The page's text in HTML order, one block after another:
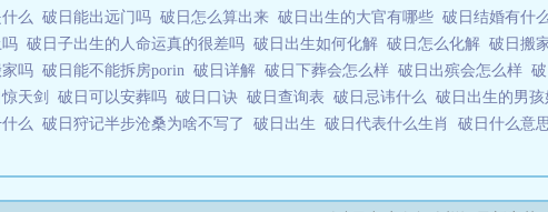
么 破日能出远门吗 破日怎么算出来 破日出生的大官有哪些 破日结婚有什
吗 破日子出生的人命运真的很差吗 破日出生如何化解 破日怎么化解 破日搬
吗 破日能不能拆房porin 破日详解 破日下葬会怎么样 破日出殡会怎么样
天剑 破日可以安葬吗 破日口诀 破日查询表 破日忌讳什么 破日出生的男
么 破日狩记半步沧桑为啥不写了 破日出生 破日代表什么生肖 破日什么意